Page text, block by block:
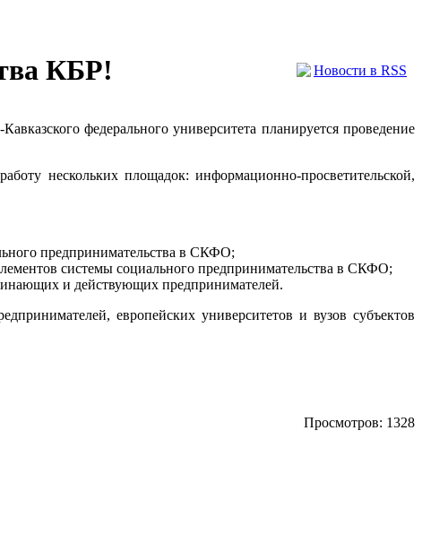
КБР! Новости в RSS
федерального университета планируется проведение
нескольких площадок: информационно-просветительской,
предпринимательства в СКФО;
системы социального предпринимательства в СКФО;
и действующих предпринимателей.
европейских университетов и вузов субъектов
Просмотров: 1328